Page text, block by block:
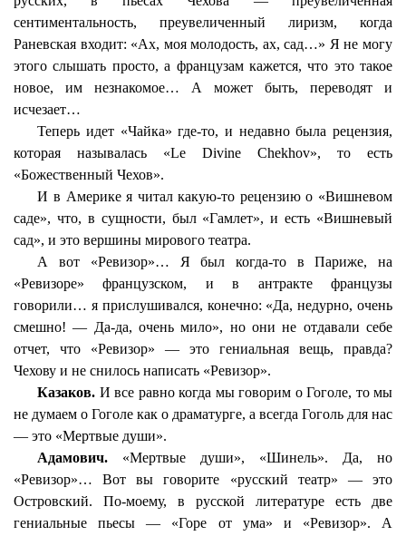
сентиментальность, преувеличенный лиризм, когда
Раневская входит: «Ах, моя молодость, ах, сад…» Я не могу
этого слышать просто, а французам кажется, что это такое
новое, им незнакомое… А может быть, переводят и
исчезает…
Теперь идет «Чайка» где-то, и недавно была рецензия,
которая называлась «Le Divine Chekhov», то есть
«Божественный Чехов».
И в Америке я читал какую-то рецензию о «Вишневом
саде», что, в сущности, был «Гамлет», и есть «Вишневый
сад», и это вершины мирового театра.
А вот «Ревизор»… Я был когда-то в Париже, на
«Ревизоре» французском, и в антракте французы
говорили… я прислушивался, конечно: «Да, недурно, очень
смешно! — Да-да, очень мило», но они не отдавали себе
отчет, что «Ревизор» — это гениальная вещь, правда?
Чехову и не снилось написать «Ревизор».
Казаков. И все равнокогда мы говорим о Гоголе, то мы
не думаем о Гоголе как о драматурге, а всегда Гоголь для нас
— это «Мертвые души».
Адамович. «Мертвые души», «Шинель». Да, но
«Ревизор»… Вот вы говорите «русский театр» — это
Островский. По-моему, в русской литературе есть две
гениальные пьесы — «Горе от ума» и «Ревизор». А